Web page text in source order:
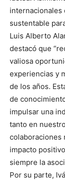
internacionales
sustentable
Luis Alberto
destacó que
valiosa
experiencias y
de los años.
de
impulsar una
tanto en
colaboraciones
impacto
siempre la
Por su parte,